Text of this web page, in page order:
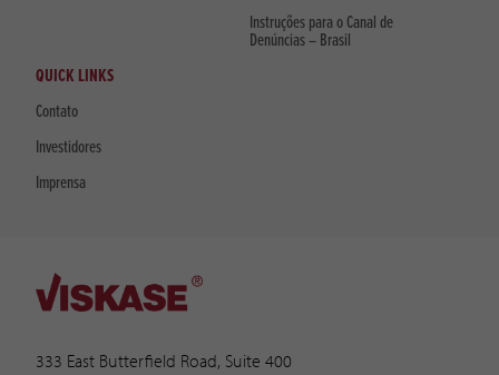
333 East Butterfield Road, Suite 400
Instruções para o Canal de
Denúncias – Brasil
QUICK LINKS
Contato
Investidores
Imprensa